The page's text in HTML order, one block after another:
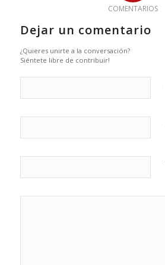
COMENTARIOS
Dejar un comentario
¿Quieres unirte a la conversación?
Siéntete libre de contribuir!